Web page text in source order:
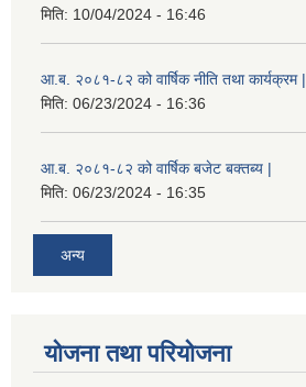
मिति: 10/04/2024 - 16:46
आ.ब. २०८१-८२ को वार्षिक नीति तथा कार्यक्रम |
मिति: 06/23/2024 - 16:36
आ.ब. २०८१-८२ को वार्षिक बजेट बक्तब्य |
मिति: 06/23/2024 - 16:35
अन्य
योजना तथा परियोजना